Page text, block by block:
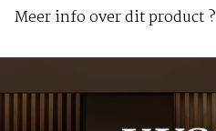
Meer info over dit product ?